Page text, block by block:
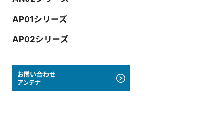
AP01シリーズ
AP02シリーズ
お問い合わせ
アンテナ